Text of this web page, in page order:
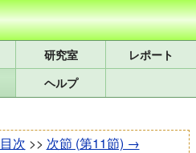
研究室
レポート
ヘルプ
目次 >> 次節 (第11節) →